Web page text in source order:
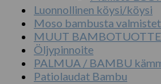
Luonnollinen köysi/köysi
Moso bambusta
MUUT
Öljypinnoite
PALMUA / BAMBU
Patiolaudat Bambu